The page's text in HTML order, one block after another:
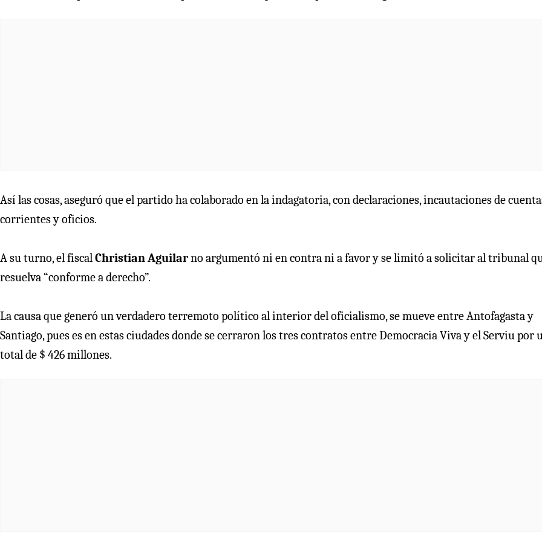
Así las cosas, aseguró que el partido ha colaborado en la indagatoria, con declaraciones, incautaciones de
corrientes y oficios.
A su turno, el fiscalChristian Aguilarno argumentó ni en contra ni a favor y se limitó a solicitar al tribunal
resuelva “conforme a derecho”.
La causa que generó un verdadero terremoto político al interior del oficialismo, se mueve entre Antofagasta y
Santiago, pues es en estas ciudades donde se cerraron los tres contratos entre Democracia Viva y el Serviu por
total de $ 426 millones.